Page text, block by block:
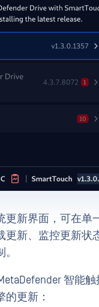
更新界面，可在单
更新、监控更新状
智能
更新：